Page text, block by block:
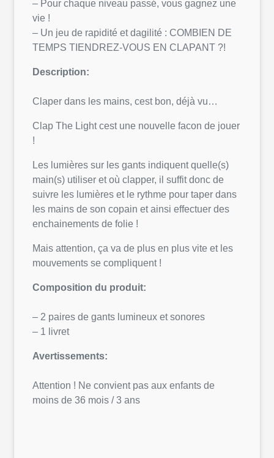
– Pour chaque niveau passé, vous gagnez une
vie !
– Un jeu de rapidité et dagilité : COMBIEN DE
TEMPS TIENDREZ-VOUS EN CLAPANT ?!
Description:
Claper dans les mains, cest bon, déjà vu…
Clap The Light cest une nouvelle facon de jouer
!
Les lumières sur les gants indiquent quelle(s)
main(s) utiliser et où clapper, il suffit donc de
suivre les lumières et le rythme pour taper dans
les mains de son copain et ainsi effectuer des
enchainements de folie !
Mais attention, ça va de plus en plus vite et les
mouvements se compliquent !
Composition du produit:
– 2 paires de gants lumineux et sonores
– 1 livret
Avertissements:
Attention ! Ne convient pas aux enfants de
moins de 36 mois / 3 ans